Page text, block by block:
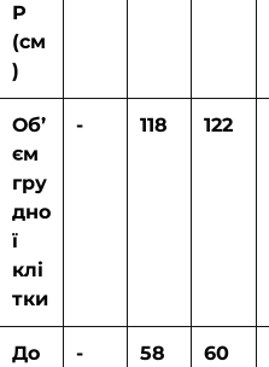
Р
(см
)
Об’
єм
гру
дно
ї
клі
тки
- 118 122
До
- 58 60